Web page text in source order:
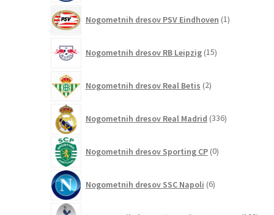
Nogometnih dresov PSV Eindhoven 1izdelek
Nogometnih dresov RB Leipzig 15izdelkov
Nogometnih dresov Real Betis 2izdelka
Nogometnih dresov Real Madrid 336izdelkov
Nogometnih dresov Sporting CP 0izdelkov
Nogometnih dresov SSC Napoli 6izdelkov